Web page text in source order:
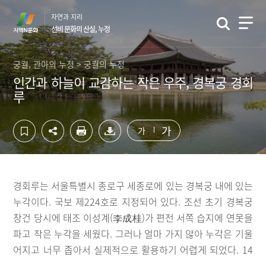
영
역
바
로
역
바
로
가
자연과 지리
선비 문화의 산실, 누정
궁궐, 관아의 누정 > 궁궐의 누정
인간과 하늘이 교감하는 작은 우주, 경복궁 경회
루
가 가
경회루는 서울특별시 종로구 세종로에 있는 경복궁 내에 있는
누각이다. 국보 제224호로 지정되어 있다. 조선 초기 경복궁
창건 당시에 태조 이성계(李成桂)가 편전 서쪽 습지에 연못을
파고 작은 누각을 세웠다. 그러나 얼마 가지 않아 누각은 기울
어지고 너무 좁아서 실제적으로 활용하기 어렵게 되었다. 14